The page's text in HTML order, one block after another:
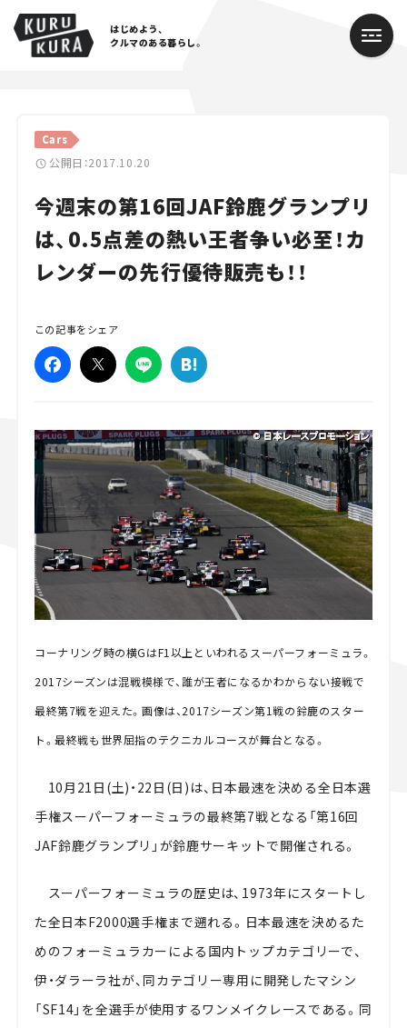
はじめよう、
クルマのある暮らし。
Cars
公開日：2017.10.20
今週末の第16回JAF鈴鹿グランプリ
は、0.5点差の熱い王者争い必至！カ
レンダーの先行優待販売も！！
この記事をシェア
コーナリング時の横GはF1以上といわれるスーパーフォーミュラ。
2017シーズンは混戦模様で、誰が王者になるかわからない接戦で
最終第7戦を迎えた。画像は、2017シーズン第1戦の鈴鹿のスター
ト。最終戦も世界屈指のテクニカルコースが舞台となる。
10月21日(土)・22日(日)は、日本最速を決める全日本選
手権スーパーフォーミュラの最終第7戦となる「第16回
JAF鈴鹿グランプリ」が鈴鹿サーキットで開催される。
スーパーフォーミュラの歴史は、1973年にスタートし
た全日本F2000選手権まで遡れる。日本最速を決めるた
めのフォーミュラカーによる国内トップカテゴリーで、
伊・ダラーラ社が、同カテゴリー専用に開発したマシン
「SF14」を全選手が使用するワンメイクレースである。同
Cars
Lifestyle
Traffic
Special
Series
Campaign
スズキ ジムニー｜Suzuki Jimny
スズキ｜Suzuki
マツダ｜Mazda
マツダ ロードスター｜Mazda Roadster